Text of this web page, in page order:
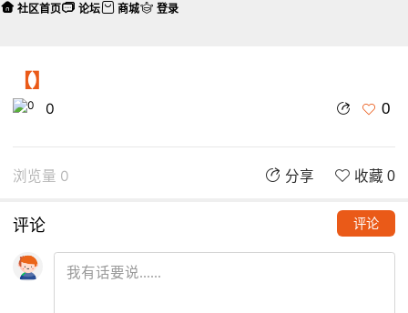
【】
0 0
浏览量 0 分享 收藏 0
评论 评论
社区首页 论坛 商城 登录